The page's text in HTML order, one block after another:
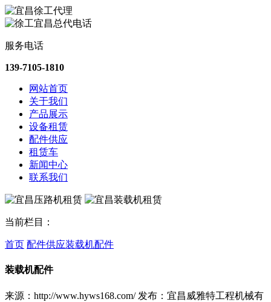
服务电话
139-7105-1810
网站首页
关于我们
产品展示
设备租赁
配件供应
租赁车
新闻中心
联系我们
当前栏目：
首页 配件供应装载机配件
装载机配件
来源：http://www.hyws168.com/ 发布：宜昌威雅特工程机械有